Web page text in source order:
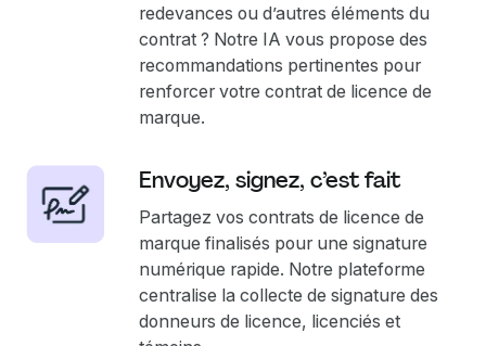
redevances ou d’autres éléments du
contrat ? Notre IA vous propose des
recommandations pertinentes pour
renforcer votre contrat de licence de
marque.
Envoyez, signez, c’est fait
Partagez vos contrats de licence de
marque finalisés pour une signature
numérique rapide. Notre plateforme
centralise la collecte de signature des
donneurs de licence, licenciés et